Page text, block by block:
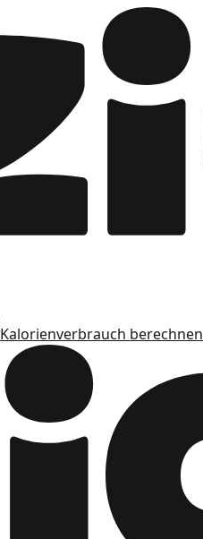
Kalorienverbrauch berechnen